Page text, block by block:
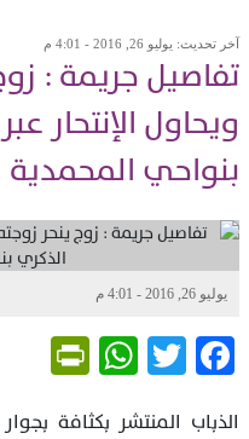
آخر تحديث: يوليو 26, 2016 - 4:01 م
تفاصيل جريمة :
ويحاول الإنتحار
بنواحي المحمدية
يوليو 26, 2016 - 4:01 م
Facebook
Twitter
الذباب المنتشر بكثافة